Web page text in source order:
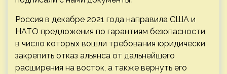
Россия в декабре 2021 года направила США и
НАТО предложения по гарантиям безопасности,
в число которых вошли требования юридически
закрепить отказ альянса от дальнейшего
расширения на восток, а также вернуть его